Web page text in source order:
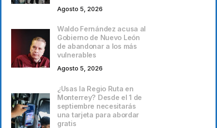
Agosto 5, 2026
Waldo Fernández acusa al
Gobierno de Nuevo León
de abandonar a los más
vulnerables
Agosto 5, 2026
¿Usas la Regio Ruta en
Monterrey? Desde el 1 de
septiembre necesitarás
una tarjeta para abordar
gratis